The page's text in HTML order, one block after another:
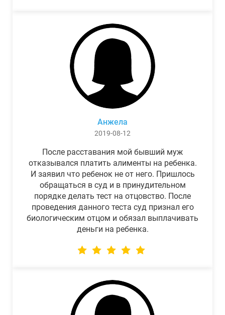
Анжела
2019-08-12
После расставания мой бывший муж
отказывался платить алименты на ребенка.
И заявил что ребенок не от него. Пришлось
обращаться в суд и в принудительном
порядке делать тест на отцовство. После
проведения данного теста суд признал его
биологическим отцом и обязал выплачивать
деньги на ребенка.